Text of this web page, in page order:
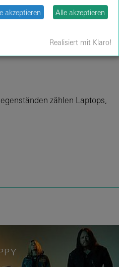
zählen Laptops,
akzeptieren Alle akzeptieren
Realisiert mit Klaro!